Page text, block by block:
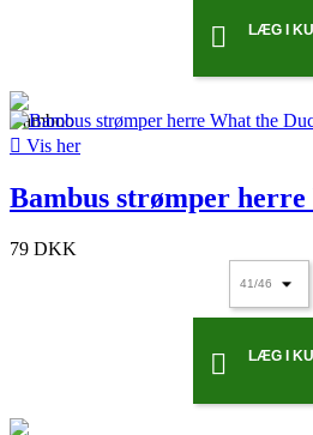
 LÆG I
 Vis her
Bambus strømper herre
79 DKK
 LÆG I